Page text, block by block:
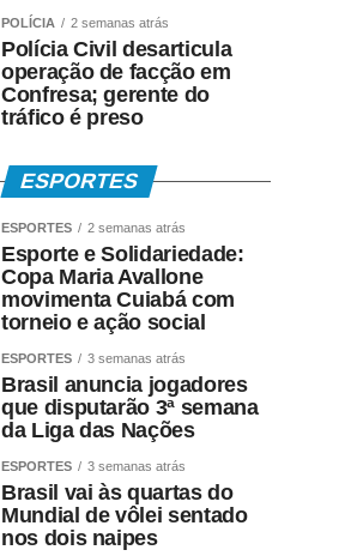
POLÍCIA 2 semanas atrás
Polícia Civil desarticula
operação de facção em
Confresa; gerente do
tráfico é preso
ESPORTES
ESPORTES 2 semanas atrás
Esporte e Solidariedade:
Copa Maria Avallone
movimenta Cuiabá com
torneio e ação social
ESPORTES 3 semanas atrás
Brasil anuncia jogadores
que disputarão 3ª semana
da Liga das Nações
ESPORTES 3 semanas atrás
Brasil vai às quartas do
Mundial de vôlei sentado
nos dois naipes